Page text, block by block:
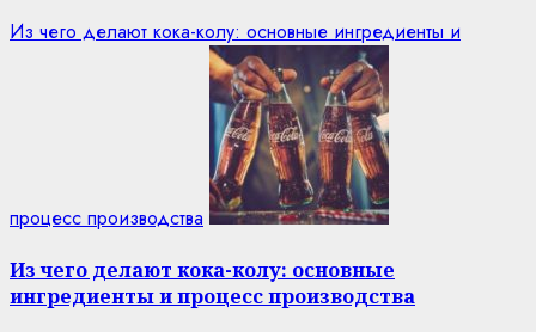
Из чего делают кока-колу: основные ингредиенты и
процесс производства
Из чего делают кока-колу: основные
ингредиенты и процесс производства